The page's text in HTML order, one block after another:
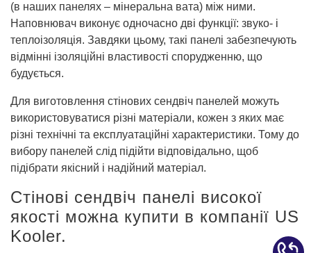
(в наших панелях – мінеральна вата) між ними.
Наповнювач виконує одночасно дві функції: звуко- і
теплоізоляція. Завдяки цьому, такі панелі забезпечують
відмінні ізоляційні властивості спорудженню, що
будується.
Для виготовлення стінових сендвіч панелей можуть
використовуватися різні матеріали, кожен з яких має
різні технічні та експлуатаційні характеристики. Тому до
вибору панелей слід підійти відповідально, щоб
підібрати якісний і надійний матеріал.
Стінові сендвіч панелі високої
якості можна купити в компанії US
Kooler.